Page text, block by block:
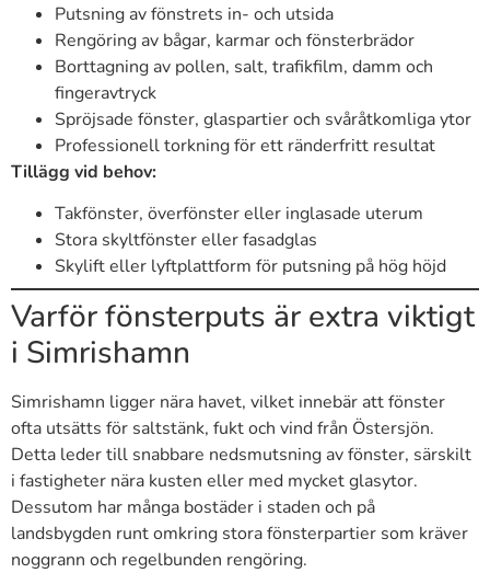
Putsning av fönstrets in- och utsida
Rengöring av bågar, karmar och fönsterbrädor
Borttagning av pollen, salt, trafikfilm, damm och
fingeravtryck
Spröjsade fönster, glaspartier och svåråtkomliga ytor
Professionell torkning för ett ränderfritt resultat
Tillägg vid behov:
Takfönster, överfönster eller inglasade uterum
Stora skyltfönster eller fasadglas
Skylift eller lyftplattform för putsning på hög höjd
Varför fönsterputs är extra viktigt
i Simrishamn
Simrishamn ligger nära havet, vilket innebär att fönster
ofta utsätts för saltstänk, fukt och vind från Östersjön.
Detta leder till snabbare nedsmutsning av fönster, särskilt
i fastigheter nära kusten eller med mycket glasytor.
Dessutom har många bostäder i staden och på
landsbygden runt omkring stora fönsterpartier som kräver
noggrann och regelbunden rengöring.